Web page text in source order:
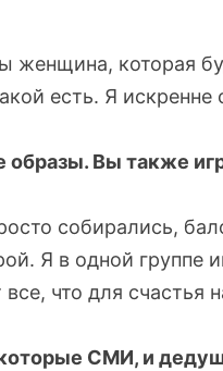
женщина, которая
есть. Я искренне
Вы также
собирались,
Я в одной группе
что для счастья
СМИ, и